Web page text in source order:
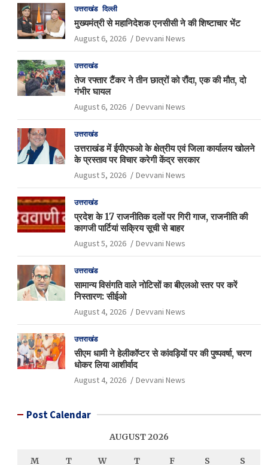
उत्तराखंड दिल्ली
मुख्यमंत्री से महानिदेशक एनसीसी ने की शिष्टाचार भेंट
August 6, 2026 Devvani News
उत्तराखंड
तेज रफ्तार टैंकर ने तीन छात्रों को रौंदा, एक की मौत, दो
गंभीर घायल
August 6, 2026 Devvani News
उत्तराखंड
उत्तराखंड में ईपीएफओ के क्षेत्रीय एवं जिला कार्यालय खोलने
के प्रस्ताव पर विचार करेगी केंद्र सरकार
August 5, 2026 Devvani News
उत्तराखंड
प्रदेश के 17 राजनीतिक दलों पर गिरी गाज, राजनीति की
कागजी पार्टियां सक्रिय सूची से बाहर
August 5, 2026 Devvani News
उत्तराखंड
सामान्य विसंगति वाले नोटिसों का बीएलओ स्तर पर करें
निस्तारण: सीईओ
August 4, 2026 Devvani News
उत्तराखंड
सीएम धामी ने हेलीकॉप्टर से कांवड़ियों पर की पुष्पवर्षा, चरण
धोकर लिया आशीर्वाद
August 4, 2026 Devvani News
Post Calendar
AUGUST 2026
M T W T F S S